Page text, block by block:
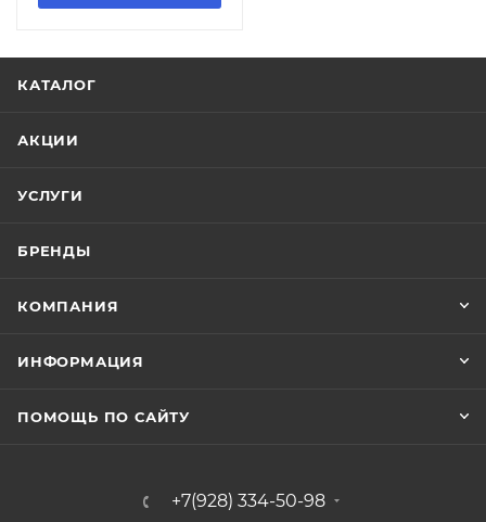
КАТАЛОГ
АКЦИИ
УСЛУГИ
БРЕНДЫ
КОМПАНИЯ
ИНФОРМАЦИЯ
ПОМОЩЬ ПО САЙТУ
+7(928) 334-50-98